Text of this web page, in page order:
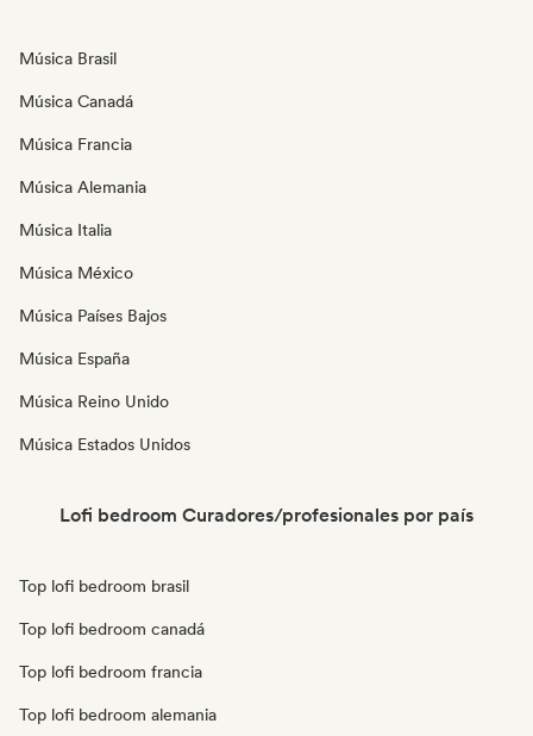
Música Brasil
Música Canadá
Música Francia
Música Alemania
Música Italia
Música México
Música Países Bajos
Música España
Música Reino Unido
Música Estados Unidos
Lofi bedroom Curadores/profesionales por país
Top lofi bedroom brasil
Top lofi bedroom canadá
Top lofi bedroom francia
Top lofi bedroom alemania